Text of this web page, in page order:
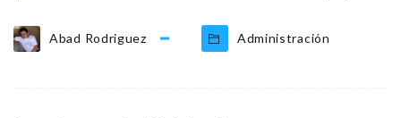
Abad Rodriguez Administración